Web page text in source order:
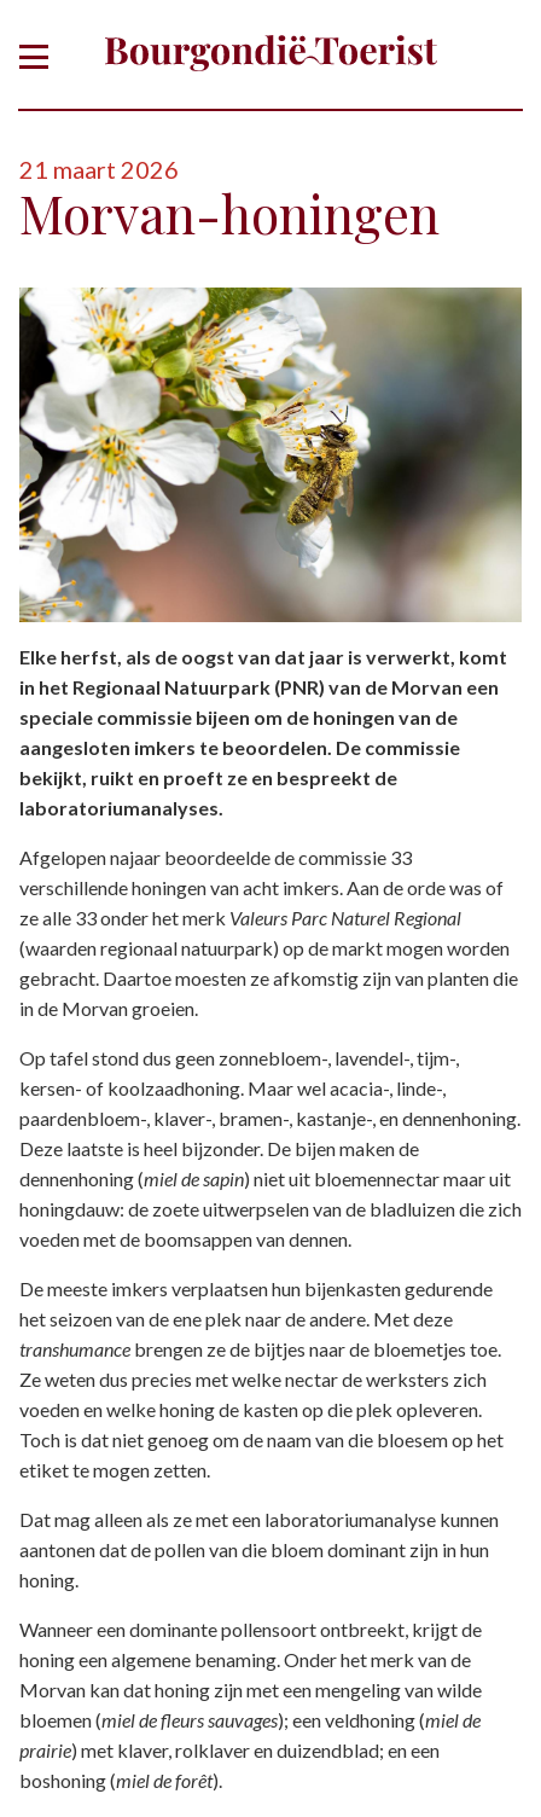
21 maart 2026
Morvan-honingen
Elke herfst, als de oogst van dat jaar is verwerkt, komt
in het Regionaal Natuurpark (PNR) van de Morvan een
speciale commissie bijeen om de honingen van de
aangesloten imkers te beoordelen. De commissie
bekijkt, ruikt en proeft ze en bespreekt de
laboratoriumanalyses.
Afgelopen najaar beoordeelde de commissie 33
verschillende honingen van acht imkers. Aan de orde was of
ze alle 33 onder het merk Valeurs Parc Naturel Regional
(waarden regionaal natuurpark) op de markt mogen worden
gebracht. Daartoe moesten ze afkomstig zijn van planten die
in de Morvan groeien.
Op tafel stond dus geen zonnebloem-, lavendel-, tijm-,
kersen- of koolzaadhoning. Maar wel acacia-, linde-,
paardenbloem-, klaver-, bramen-, kastanje-, en dennenhoning.
Deze laatste is heel bijzonder. De bijen maken de
dennenhoning (miel de sapin) niet uit bloemennectar maar uit
honingdauw: de zoete uitwerpselen van de bladluizen die zich
voeden met de boomsappen van dennen.
De meeste imkers verplaatsen hun bijenkasten gedurende
het seizoen van de ene plek naar de andere. Met deze
transhumance brengen ze de bijtjes naar de bloemetjes toe.
Ze weten dus precies met welke nectar de werksters zich
voeden en welke honing de kasten op die plek opleveren.
Toch is dat niet genoeg om de naam van die bloesem op het
etiket te mogen zetten.
Dat mag alleen als ze met een laboratoriumanalyse kunnen
aantonen dat de pollen van die bloem dominant zijn in hun
honing.
Wanneer een dominante pollensoort ontbreekt, krijgt de
honing een algemene benaming. Onder het merk van de
Morvan kan dat honing zijn met een mengeling van wilde
bloemen (miel de fleurs sauvages); een veldhoning (miel de
prairie) met klaver, rolklaver en duizendblad; en een
boshoning (miel de forêt).